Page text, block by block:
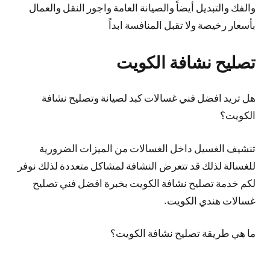
والفك والتبديل أيضاً والصيانة العامة واجور النقل والعمال
بأسعار رخيصة ولا تقبل المنافسة ابداً
تصليح نشافة الكويت
هل تريد افضل فني غسالات كبد لصيانة وتصليح نشافة
الكويت؟
تنشيف الغسيل داخل الغسالات من الميزات الضرورية
للغسالة لذلك قد تتعرض النشافة لمشاكل متعددة لذلك نوفر
لكم خدمة تصليح نشافة الكويت بخبرة افضل فني تصليح
غسالات هندي الكويت.
ما هي طريقة تصليح نشافة الكويت؟